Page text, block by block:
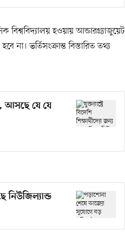
বিশ্ববিদ্যালয় হওয়ায় আন্ডারগ্র্যাজুয়েট
না। ভর্তিসংক্রান্ত বিস্তারিত তথ্য
আসছে যে যে
নিউজিল্যান্ড